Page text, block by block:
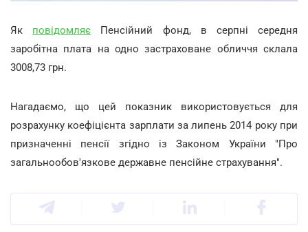
Як повідомляє Пенсійний фонд, в серпні середня
заробітна плата на одно застраховане обличчя склала
3008,73 грн.
Нагадаємо, що цей показник використовується для
розрахунку коефіцієнта зарплати за липень 2014 року при
призначенні пенсії згідно із Законом України "Про
загальнообов'язкове державне пенсійне страхування".